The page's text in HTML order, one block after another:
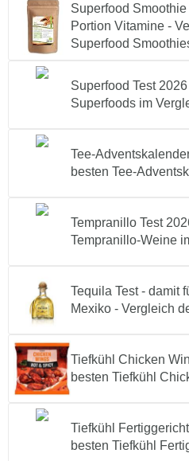
Superfood
Portion Vitamine -
Superfood
Superfood Test
Superfoods im
Tee-
besten Tee-
Tempranillo Test
Tempranillo-Weine
Tequila Test - damit
Mexiko - Vergleich
Tiefkühl Chicken
besten Tiefkühl
Tiefkühl
besten Tiefkühl